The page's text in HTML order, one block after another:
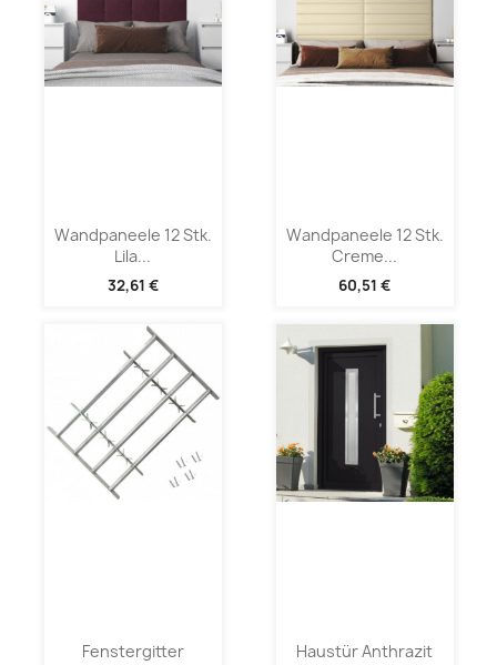
Wandpaneele 12 Stk.
Lila...
32,61 €
Wandpaneele 12 Stk.
Creme...
60,51 €
Fenstergitter
Haustür Anthrazit